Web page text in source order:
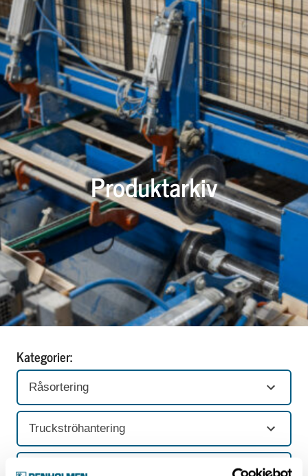
Produktarkiv
Kategorier:
Råsortering
Truckströhantering
Alla